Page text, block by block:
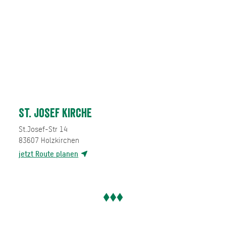
St. Josef Kirche
St.Josef-Str 14
83607 Holzkirchen
jetzt Route planen